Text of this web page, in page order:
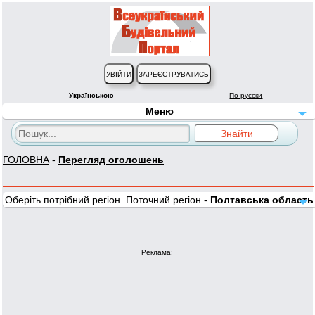
Українською По-русски
Меню
ГОЛОВНА - Перегляд оголошень
Оберіть потрібний регіон. Поточний регіон - Полтавська область
Реклама: